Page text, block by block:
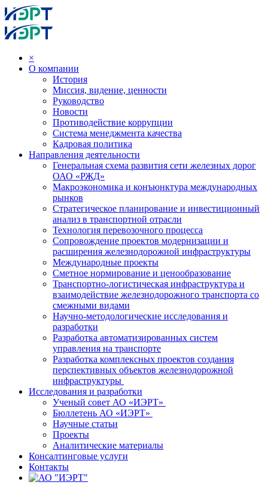
×
О компании
История
Миссия, видение, ценности
Руководство
Новости
Противодействие коррупции
Система менеджмента качества
Кадровая политика
Направления деятельности
Генеральная схема развития сети железных дорог
ОАО «РЖД»
Макроэкономика и конъюнктура международных
рынков
Стратегическое планирование и инвестиционный
анализ в транспортной отрасли
Технология перевозочного процесса
Сопровождение проектов модернизации и
расширения железнодорожной инфраструктуры
Международные проекты
Сметное нормирование и ценообразование
Транспортно-логистическая инфраструктура и
взаимодействие железнодорожного транспорта со
смежными видами
Научно-методологические исследования и
разработки
Разработка автоматизированных систем
управления на транспорте
Разработка комплексных проектов создания
перспективных объектов железнодорожной
инфраструктуры
Исследования и разработки
Ученый совет АО «ИЭРТ»
Бюллетень АО «ИЭРТ»
Научные статьи
Проекты
Аналитические материалы
Консалтинговые услуги
Контакты